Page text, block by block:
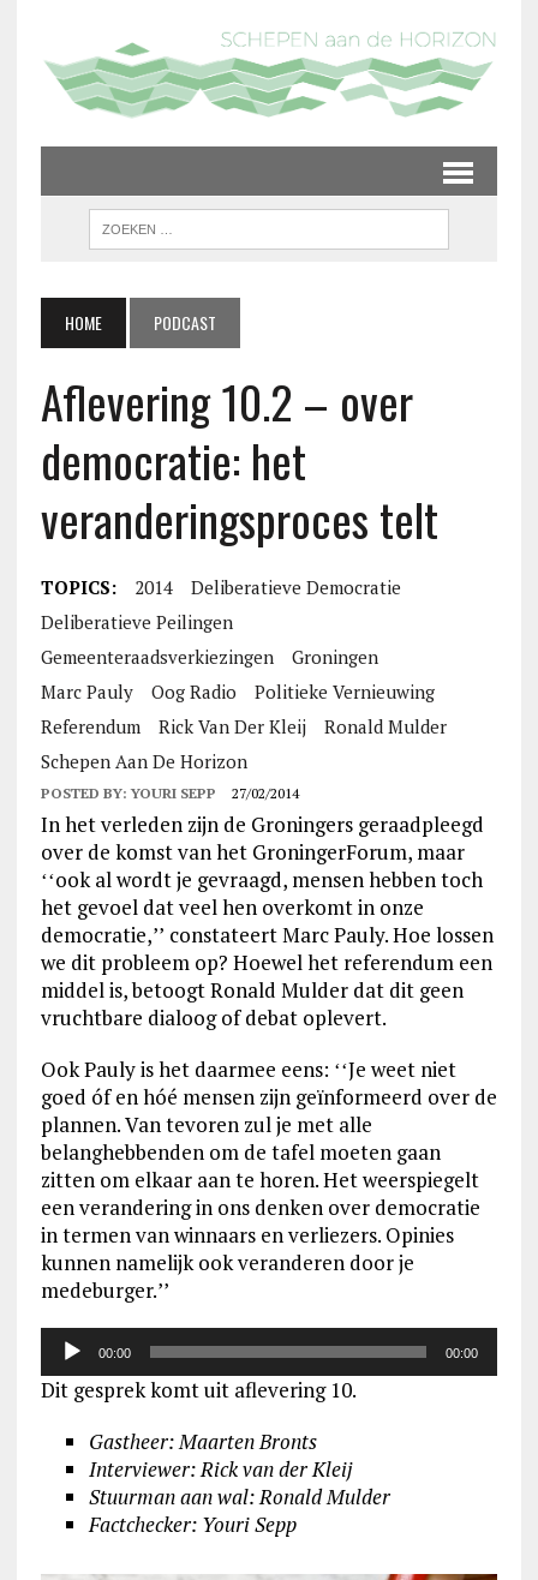
HOME PODCAST
Aflevering 10.2 – over
democratie: het
veranderingsproces telt
TOPICS: 2014
Deliberatieve Democratie
Deliberatieve Peilingen
Gemeenteraadsverkiezingen
Groningen
Marc Pauly
Oog Radio
Politieke Vernieuwing
Referendum
Rick Van Der Kleij
Ronald Mulder
Schepen Aan De Horizon
POSTED BY:YOURI SEPP 27/02/2014
In het verleden zijn de Groningers geraadpleegd
over de komst van het GroningerForum, maar
ʻʻook al wordt je gevraagd, mensen hebben toch
het gevoel dat veel hen overkomt in onze
democratie,ʼʼ constateert Marc Pauly. Hoe lossen
we dit probleem op? Hoewel het referendum een
middel is, betoogt Ronald Mulder dat dit geen
vruchtbare dialoog of debat oplevert.
Ook Pauly is het daarmee eens: ʻʻJe weet niet
goed óf en hóé mensen zijn geïnformeerd over de
plannen. Van tevoren zul je met alle
belanghebbenden om de tafel moeten gaan
zitten om elkaar aan te horen. Het weerspiegelt
een verandering in ons denken over democratie
in termen van winnaars en verliezers. Opinies
kunnen namelijk ook veranderen door je
medeburger.ʼʼ
Audiospeler
00:00 00:00
Dit gesprek komt uit aflevering 10.
Gastheer: Maarten Bronts
Interviewer: Rick van der Kleij
Stuurman aan wal: Ronald Mulder
Factchecker: Youri Sepp